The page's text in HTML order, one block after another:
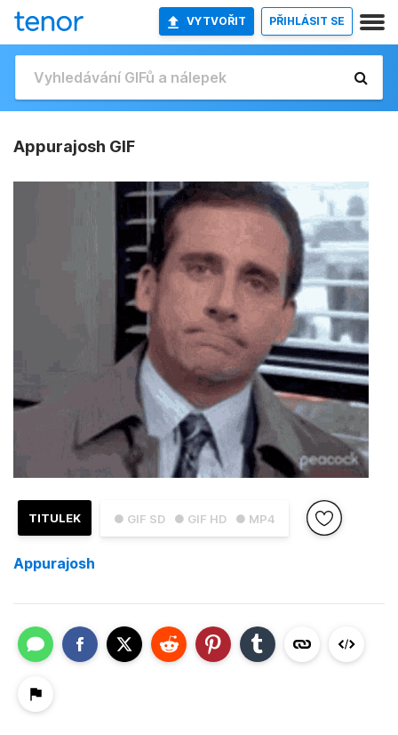
VYTVOŘIT PŘIHLÁSIT SE
Appurajosh GIF
● GIF SD ● GIF HD ● MP4
TITULEK
Appurajosh